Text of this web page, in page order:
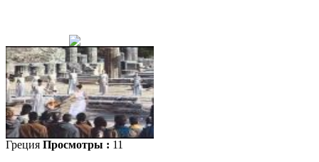
Греция Просмотры : 11